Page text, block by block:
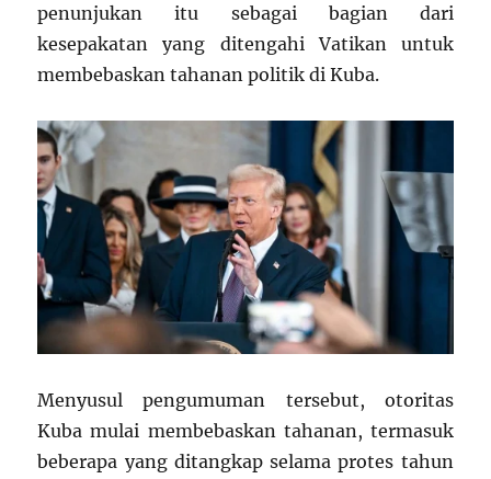
penunjukan itu sebagai bagian dari
kesepakatan yang ditengahi Vatikan untuk
membebaskan tahanan politik di Kuba.
Menyusul pengumuman tersebut, otoritas
Kuba mulai membebaskan tahanan, termasuk
beberapa yang ditangkap selama protes tahun